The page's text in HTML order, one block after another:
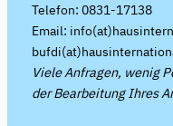
Telefon: 0831-17138
Email:
Viele Anfragen, wenig
der Bearbeitung Ihres